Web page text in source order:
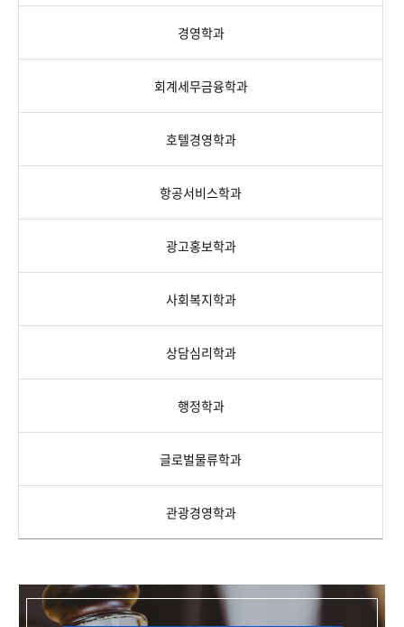
경영학과
회계세무금융학과
호텔경영학과
항공서비스학과
광고홍보학과
사회복지학과
상담심리학과
행정학과
글로벌물류학과
관광경영학과